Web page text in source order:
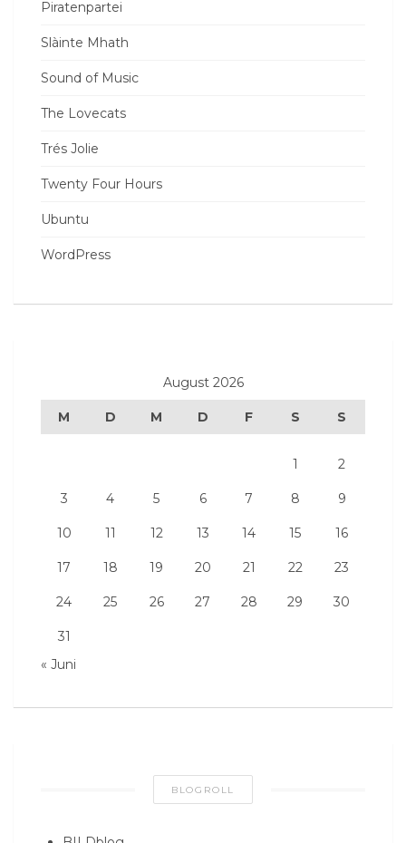
Piratenpartei
Slàinte Mhath
Sound of Music
The Lovecats
Trés Jolie
Twenty Four Hours
Ubuntu
WordPress
August 2026
M D M D F S S
1 2
3 4 5 6 7 8 9
10 11 12 13 14 15 16
17 18 19 20 21 22 23
24 25 26 27 28 29 30
31
« Juni
BLOGROLL